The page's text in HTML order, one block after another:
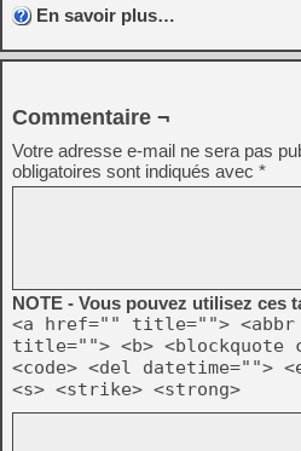
En savoir plus…
Commentaire ¬
Votre adresse e-mail ne sera pas
obligatoires sont indiqués avec *
NOTE - Vous pouvez utilisez ces
<a href="" title=""> <abbr
title=""> <b> <blockquote
<code> <del datetime="">
<s> <strike> <strong>